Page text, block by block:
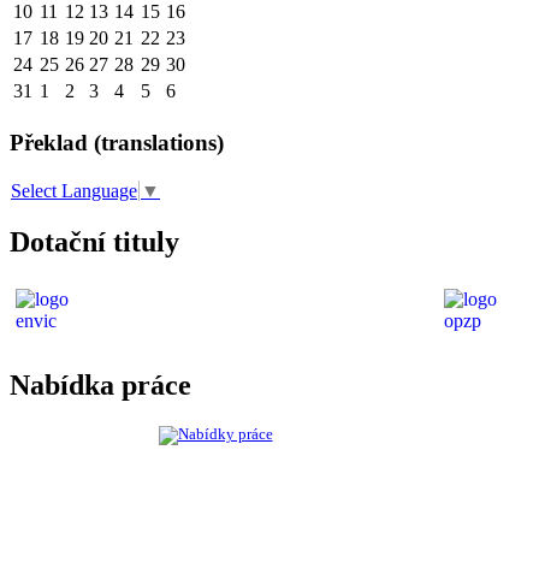
10 11 12 13 14 15 16
17 18 19 20 21 22 23
24 25 26 27 28 29 30
31 1 2 3 4 5 6
Překlad (translations)
Select Language ▼
Dotační tituly
Nabídka práce